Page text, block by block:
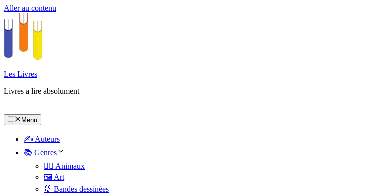
Aller au contenu
Les Livres
Livres a lire absolument
Menu
✍️ Auteurs
📚 Genres
🐕‍🦺 Animaux
🖼️ Art
🐰 Bandes dessinées